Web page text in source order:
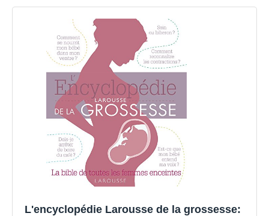
L'encyclopédie Larousse de la grossesse: